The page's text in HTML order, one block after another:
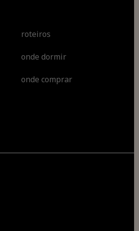
roteiros
onde dormir
onde comprar